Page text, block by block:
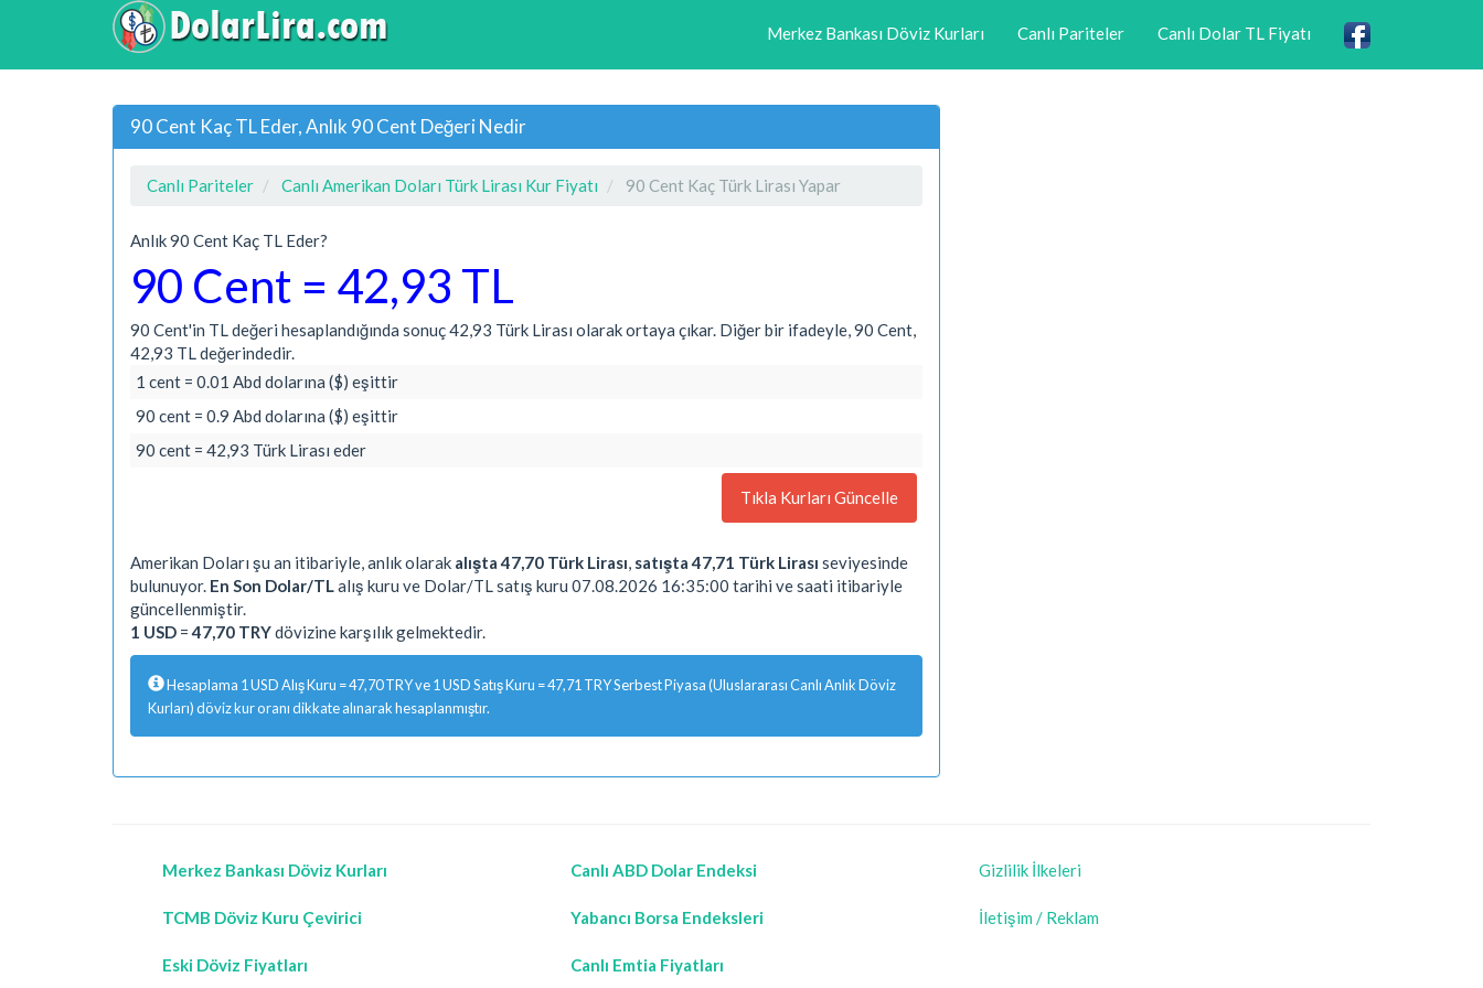
Merkez Bankası Döviz Kurları Canlı Pariteler Canlı Dolar TL Fiyatı
90 Cent Kaç TL Eder, Anlık 90 Cent Değeri Nedir
Canlı Pariteler Canlı Amerikan Doları Türk Lirası Kur Fiyatı 90 Cent Kaç Türk Lirası Yapar
Anlık 90 Cent Kaç TL Eder?
90 Cent = 42,93 TL
90 Cent'in TL değeri hesaplandığında sonuç 42,93 Türk Lirası olarak ortaya çıkar. Diğer bir ifadeyle, 90 Cent,
42,93 TL değerindedir.
1 cent = 0.01 Abd dolarına ($) eşittir
90 cent = 0.9 Abd dolarına ($) eşittir
90 cent = 42,93 Türk Lirası eder
Tıkla Kurları Güncelle
Amerikan Doları şu an itibariyle, anlık olarak alışta 47,70 Türk Lirası satışta 47,71 Türk Lirası seviyesinde
bulunuyor. En Son Dolar/TL alış kuru ve Dolar/TL satış kuru 07.08.2026 16:35:00 tarihi ve saati itibariyle
güncellenmiştir.
1 USD =47,70 TRYdövizine karşılık gelmektedir.
Hesaplama 1 USD Alış Kuru = 47,70 TRY ve 1 USD Satış Kuru = 47,71 TRY Serbest Piyasa (Uluslararası Canlı Anlık Döviz
Kurları) döviz kur oranı dikkate alınarak hesaplanmıştır.
Merkez Bankası Döviz Kurları
TCMB Döviz Kuru Çevirici
Eski Döviz Fiyatları
Canlı ABD Dolar Endeksi
Yabancı Borsa Endeksleri
Canlı Emtia Fiyatları
Gizlilik İlkeleri
İletişim / Reklam